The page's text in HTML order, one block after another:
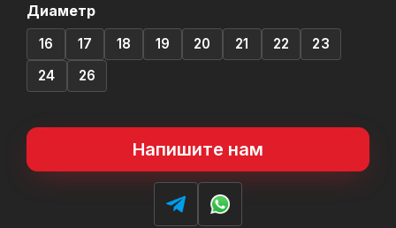
Диаметр
16 17 18 19 20 21 22
23
24
26
Напишите нам